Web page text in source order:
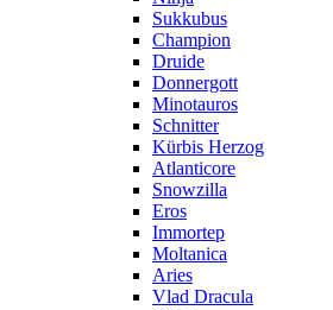
Sukkubus
Champion
Druide
Donnergott
Minotauros
Schnitter
Kürbis Herzog
Atlanticore
Snowzilla
Eros
Immortep
Moltanica
Aries
Vlad Dracula